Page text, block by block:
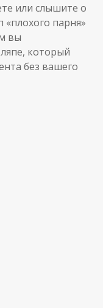
или слышите о
«плохого парня»
вы
который
без вашего